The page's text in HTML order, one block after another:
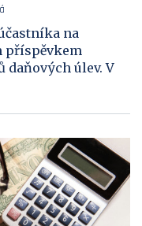
na
příspěvkem
daňových úlev. V